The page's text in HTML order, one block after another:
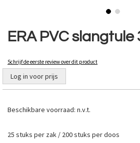
ERA PVC
Schrijf de eerste review over dit product
Log in voor prijs
Beschikbare voorraad: n.v.t.
25 stuks per zak / 200 stuks per doos
naar
het
van
afbeeldingen-
gallerij